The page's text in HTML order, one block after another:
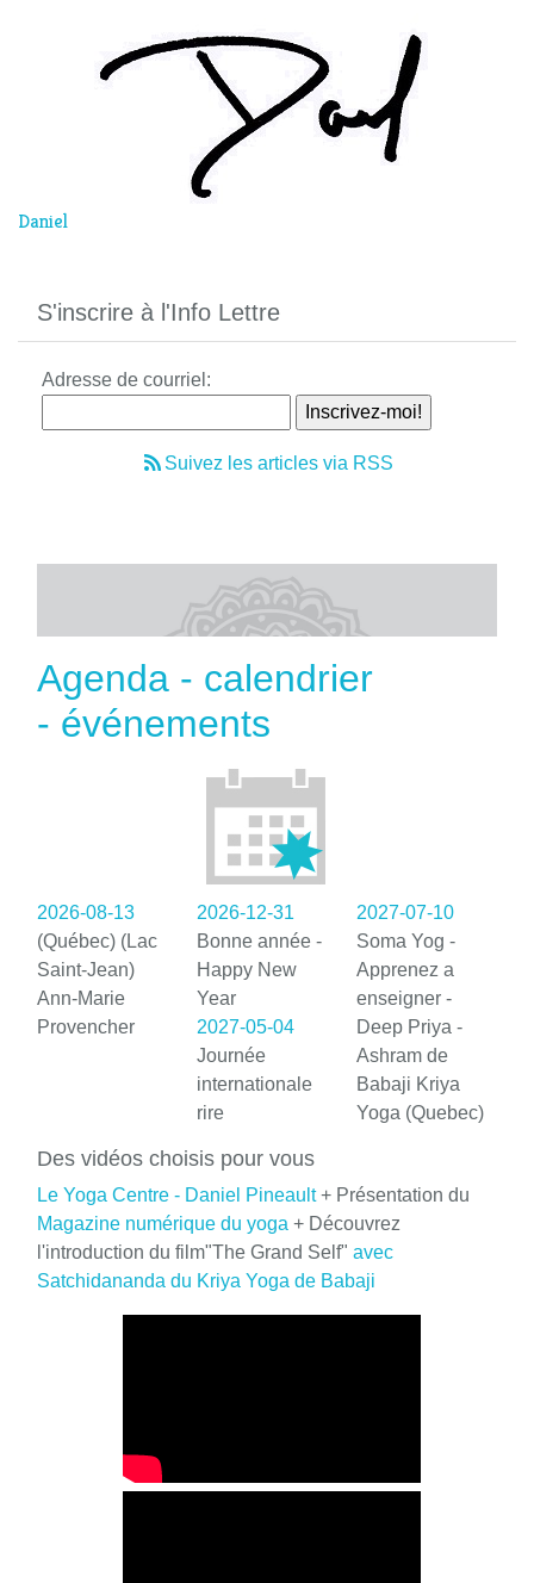
Daniel
S'inscrire à l'Info Lettre
Adresse de courriel:
Suivez les articles via RSS
Agenda - calendrier
- événements
2026-08-13
(Québec) (Lac
Saint-Jean)
Ann-Marie
Provencher
2026-12-31
Bonne année -
Happy New
Year
2027-05-04
Journée
internationale
rire
2027-07-10
Soma Yog -
Apprenez a
enseigner -
Deep Priya -
Ashram de
Babaji Kriya
Yoga (Quebec)
Des vidéos choisis pour vous
Le Yoga Centre - Daniel Pineault+ Présentation du
Magazine numérique du yoga + Découvrez
l'introduction du film"The Grand Self" avec
Satchidananda du Kriya Yoga de Babaji